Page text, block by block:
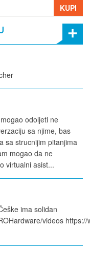
KUPI
odoljeti ne
sa njime, bas
sa strucnijim pitanjima
mogao da ne
virtualni asist...
ima solidan
videos